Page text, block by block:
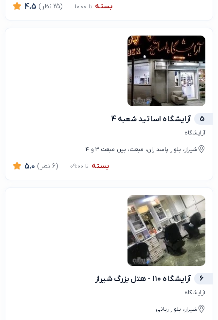
بسته تا 10:00 4.5 (25 نظر)
5 آرایشگاه اساتید شعبه 4
آرایشگاه
شیراز، بلوار پاسداران، مبعث، بین مبعث 3 و 4
بسته تا 09:00 5.0 (6 نظر)
6 آرايشگاه ١١٠ - هتل بزرگ شيراز
آرایشگاه
شیراز، بلوار ربانی